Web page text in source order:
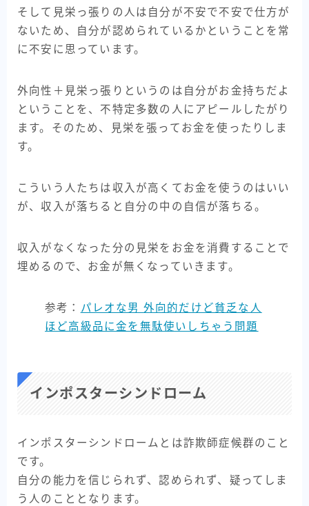
そして見栄っ張りの人は自分が不安で不安で仕方が
ないため、自分が認められているかということを常
に不安に思っています。
外向性＋見栄っ張りというのは自分がお金持ちだよ
ということを、不特定多数の人にアピールしたがり
ます。そのため、見栄を張ってお金を使ったりしま
す。
こういう人たちは収入が高くてお金を使うのはいい
が、収入が落ちると自分の中の自信が落ちる。
収入がなくなった分の見栄をお金を消費することで
埋めるので、お金が無くなっていきます。
参考： パレオな男 外向的だけど貧乏な人
ほど高級品に金を無駄使いしちゃう問題
インポスターシンドローム
インポスターシンドロームとは詐欺師症候群のこと
です。
自分の能力を信じられず、認められず、疑ってしま
う人のこととなります。